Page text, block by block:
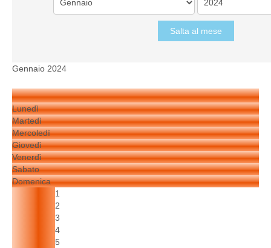
Salta al mese
Gennaio 2024
Lunedì
Martedì
Mercoledì
Giovedì
Venerdì
Sabato
Domenica
1
2
3
4
5